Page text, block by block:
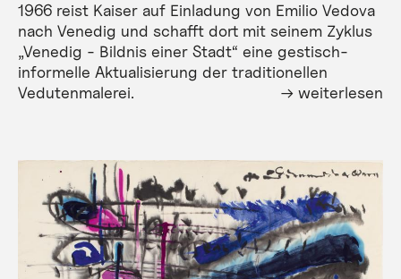
1966 reist Kaiser auf Einladung von Emilio Vedova
nach Venedig und schafft dort mit seinem Zyklus
„Venedig - Bildnis einer Stadt“ eine gestisch-
informelle Aktualisierung der traditionellen
Vedutenmalerei.
weiterlesen